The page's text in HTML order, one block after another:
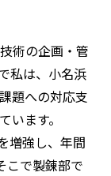
術の企画・管
私は、小名浜
題への対応支
います。
増強し、年間
こで製錬部で